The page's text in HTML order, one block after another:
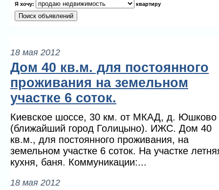
Я хочу: квартиру
18 мая 2012
Дом 40 кв.м. для постоянного
проживания на земельном
участке 6 соток.
Киевское шоссе, 30 км. от МКАД, д. Юшково
(ближайший город Голицыно). ИЖС. Дом 40
кв.м., для постоянного проживания, на
земельном участке 6 соток. На участке
кухня, баня. Коммуникации:...
18 мая 2012